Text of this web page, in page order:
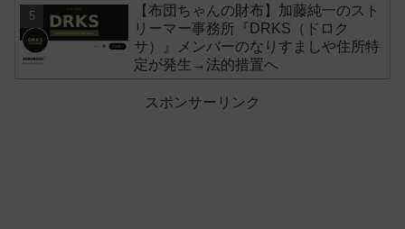
【布団ちゃんの財布】加藤純一のスト
リーマー事務所『DRKS（ドロク
サ）』メンバーのなりすましや住所特
定が発生→法的措置へ
スポンサーリンク